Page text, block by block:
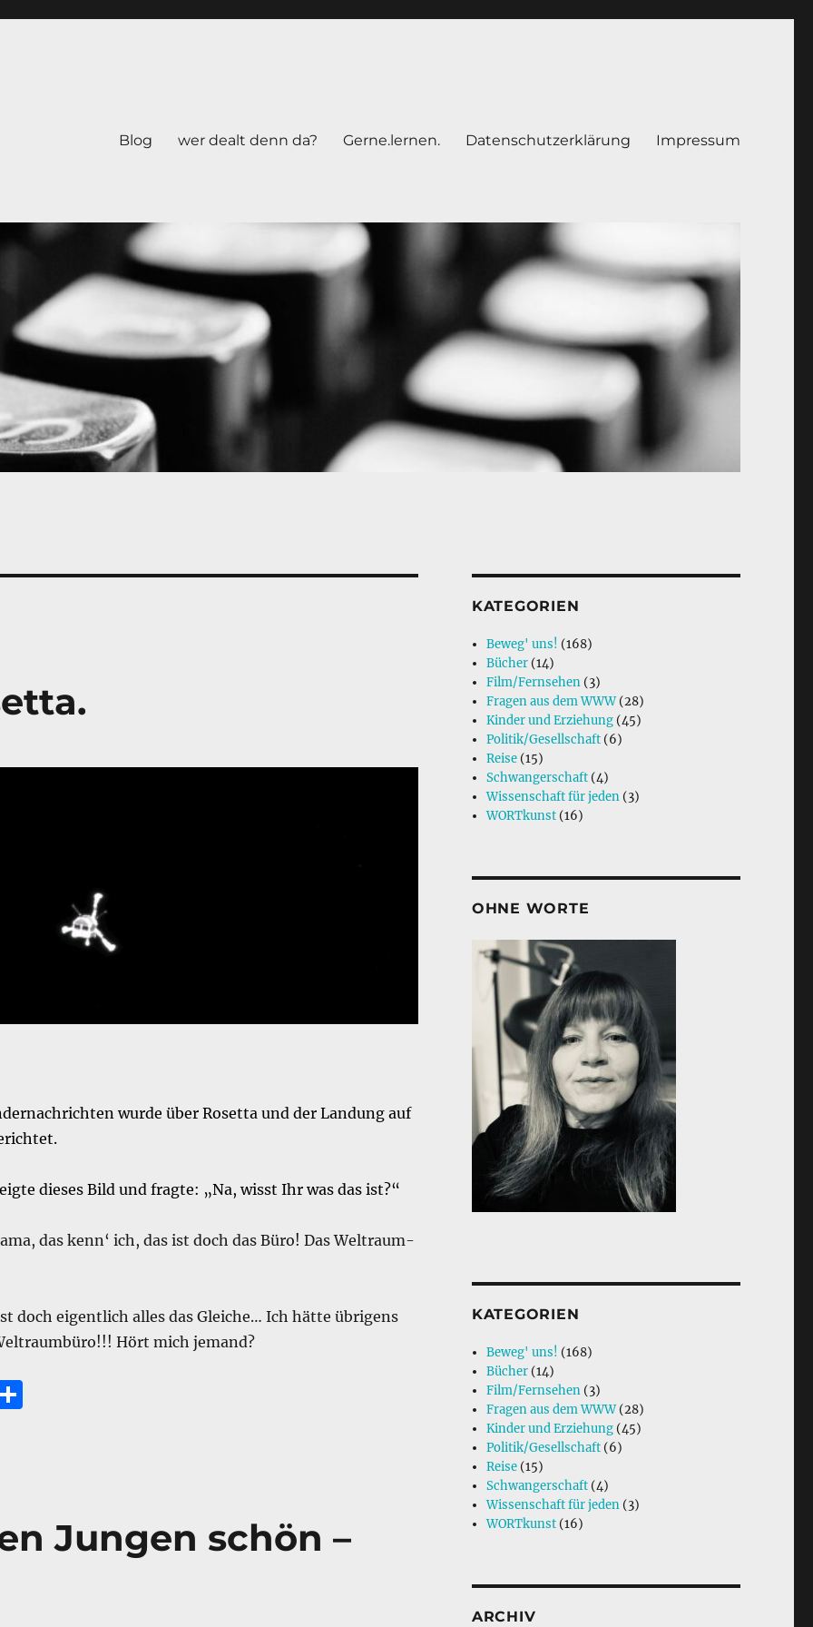
Blog wer dealt denn da? Gerne.lernen. Datenschutzerklärung Impressum
wurde über Rosetta und der Landung auf
dieses Bild und fragte: „Na, wisst Ihr was das ist?“
das kenn‘ ich, das ist doch das Büro! Das Weltraum-
doch eigentlich alles das Gleiche… Ich hätte übrigens
Hört mich jemand?
T
Jungen schön –
KATEGORIEN
Beweg' uns! (168)
Bücher (14)
Film/Fernsehen (3)
Fragen aus dem WWW(28)
Kinder und Erziehung (45)
Politik/Gesellschaft (6)
Reise (15)
Schwangerschaft (4)
Wissenschaft für jeden (3)
WORTkunst (16)
OHNE WORTE
KATEGORIEN
Beweg' uns! (168)
Bücher (14)
Film/Fernsehen (3)
Fragen aus dem WWW(28)
Kinder und Erziehung (45)
Politik/Gesellschaft (6)
Reise (15)
Schwangerschaft (4)
Wissenschaft für jeden (3)
WORTkunst (16)
ARCHIV